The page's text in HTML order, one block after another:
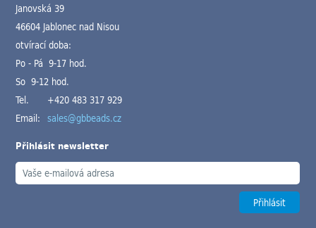
Janovská 39
46604 Jablonec nad Nisou
otvírací doba:
Po - Pá 9-17 hod.
So 9-12 hod.
Tel.
+420 483 317 929
Email: sales@gbbeads.cz
Přihlásit newsletter